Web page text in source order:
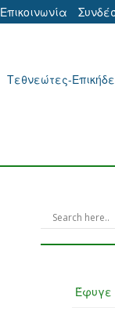
Επικοινωνία
Τεθνεώτες-
Έφυγε